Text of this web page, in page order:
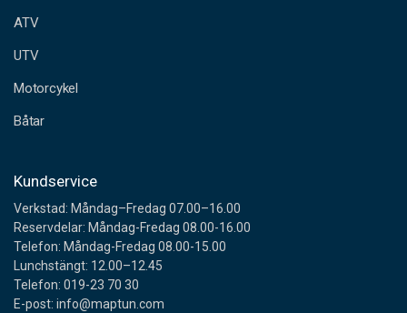
s
s
ATV
UTV
Motorcykel
Båtar
Kundservice
Verkstad: Måndag–Fredag 07.00–16.00
Reservdelar: Måndag-Fredag 08.00-16.00
Telefon: Måndag-Fredag 08.00-15.00
Lunchstängt: 12.00–12.45
Telefon: 019-23 70 30
E-post: info@maptun.com